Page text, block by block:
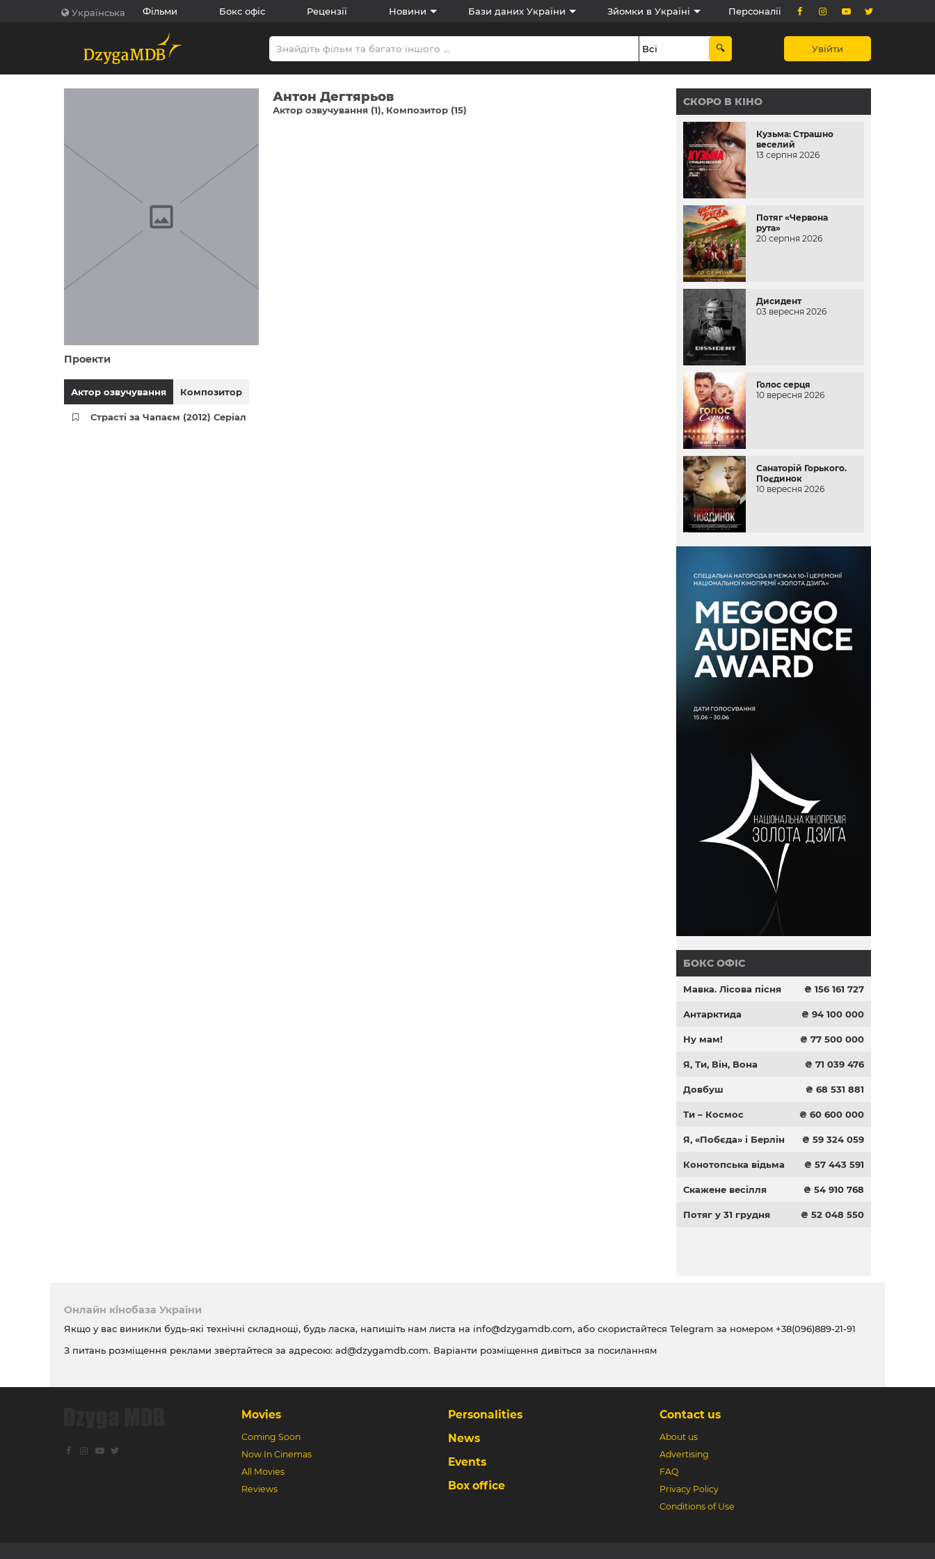
Українська Фільми Бокс офіс Рецензії Новини Бази даних України Зйомки в Україні Персоналії
Увійти
Антон Дегтярьов
Актор озвучування (1) Композитор (15)
Проекти
Актор озвучування Композитор
Страсті за Чапаєм (2012) Серіал
СКОРО В КІНО
Кузьма: Страшно
веселий
13 серпня 2026
Потяг «Червона
рута»
20 серпня 2026
Дисидент
03 вересня 2026
Голос серця
10 вересня 2026
Санаторій Горького.
Поєдинок
10 вересня 2026
БОКС ОФІС
Мавка. Лісова пісня ₴ 156 161 727
Антарктида ₴ 94 100 000
Ну мам! ₴ 77 500 000
Я, Ти, Він, Вона ₴ 71 039 476
Довбуш ₴ 68 531 881
Ти – Космос ₴ 60 600 000
Я, «Побєда» і Берлін ₴ 59 324 059
Конотопська відьма ₴ 57 443 591
Скажене весілля ₴ 54 910 768
Потяг у 31 грудня ₴ 52 048 550
Онлайн кінобаза України
Якщо у вас виникли будь-які технічні складнощі, будь ласка, напишіть нам листа на info@dzygamdb.com, або скористайтеся Telegram за номером +38(096)889-21-91
З питань розміщення реклами звертайтеся за адресою: ad@dzygamdb.com. Варіанти розміщення дивіться за посиланням
Movies
Coming Soon
Now In Cinemas
All Movies
Reviews
Personalities
News
Events
Box office
Contact us
About us
Advertising
FAQ
Privacy Policy
Conditions of Use